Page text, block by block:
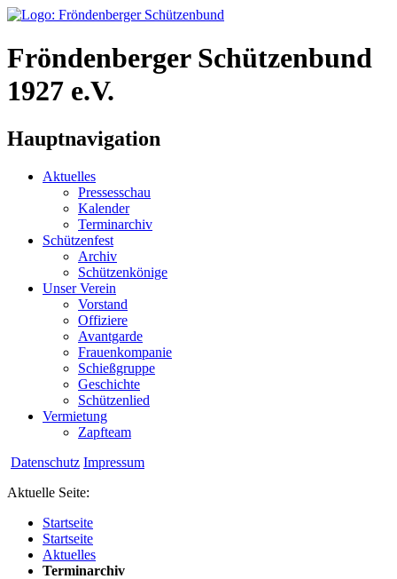
Fröndenberger Schützenbund
1927 e.V.
Hauptnavigation
Aktuelles
Pressesschau
Kalender
Terminarchiv
Schützenfest
Archiv
Schützenkönige
Unser Verein
Vorstand
Offiziere
Avantgarde
Frauenkompanie
Schießgruppe
Geschichte
Schützenlied
Vermietung
Zapfteam
Datenschutz Impressum
Aktuelle Seite:
Startseite
Startseite
Aktuelles
Terminarchiv